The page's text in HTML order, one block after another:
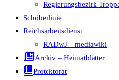
Regierungsbezirk
Schöberlinie
Reichsarbeitsdienst
RADwJ – mediawiki
Archiv – Heimatblätter
Protektorat